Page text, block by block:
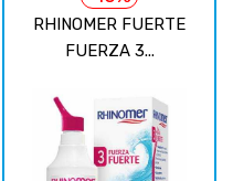
RHINOMER FUERTE
FUERZA 3...